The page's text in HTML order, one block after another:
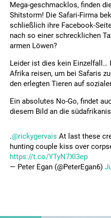
Mega-geschmacklos, finden
Shitstorm! Die Safari-Firma
schließlich ihre Facebook-
nach so einer schrecklichen
armen Löwen?
Leider ist dies kein Einzelfall…
Afrika reisen, um bei Safaris
den erlegten Tieren auf
Ein absolutes No-Go, findet
diesem Bild an die
.@rickygervais At last these
hunting couple kiss over
https://t.co/YTyN7XI3ep
— Peter Egan (@PeterEgan6)